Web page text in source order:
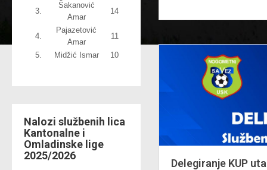
3.
Šakanović
Amar
14
4.
Pajazetović
Amar
11
5. Midžić Ismar 10
Nalozi službenih lica
Kantonalne i
Omladinske lige
2025/2026
Delegiranje KUP